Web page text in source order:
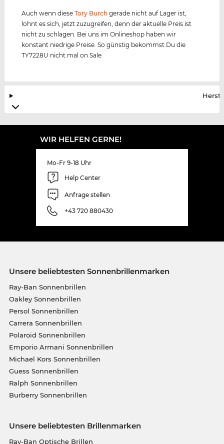
Auch wenn dieseTory Burch gerade nicht auf Lager ist,
lohnt es sich, jetzt zuzugreifen, denn der aktuelle Preis ist
nicht zu schlagen. Bei uns im Onlineshop haben wir
konstant niedrige Preise. So günstig bekommst Du die
TY7228U nicht mal on Sale.
WIR HELFEN GERNE!
Mo-Fr 9-18 Uhr
Help Center
Anfrage stellen
+43 720 880430
Unsere beliebtesten Sonnenbrillenmarken
Ray-Ban Sonnenbrillen
Oakley Sonnenbrillen
Persol Sonnenbrillen
Carrera Sonnenbrillen
Polaroid Sonnenbrillen
Emporio Armani Sonnenbrillen
Michael Kors Sonnenbrillen
Guess Sonnenbrillen
Ralph Sonnenbrillen
Burberry Sonnenbrillen
Unsere beliebtesten Brillenmarken
Ray-Ban Optische Brillen